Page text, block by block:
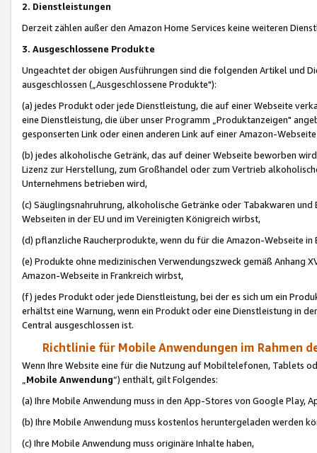
2. Dienstleistungen
Derzeit zählen außer den Amazon Home Services keine weiteren
3. Ausgeschlossene Produkte
Ungeachtet der obigen Ausführungen sind die folgenden Artikel und
ausgeschlossen („Ausgeschlossene Produkte"):
(a) jedes Produkt oder jede Dienstleistung, die auf einer Webseite
eine Dienstleistung, die über unser Programm „Produktanzeigen"
gesponserten Link oder einen anderen Link auf einer Amazon-
(b) jedes alkoholische Getränk, das auf deiner Webseite beworben
Lizenz zur Herstellung, zum Großhandel oder zum Vertrieb
Unternehmens betrieben wird,
(c) Säuglingsnahruhrung, alkoholische Getränke oder Tabakwaren
Webseiten in der EU und im Vereinigten Königreich wirbst,
(d) pflanzliche Raucherprodukte, wenn du für die Amazon-Webseite in
(e) Produkte ohne medizinischen Verwendungszweck gemäß Anhang
Amazon-Webseite in Frankreich wirbst,
(f) jedes Produkt oder jede Dienstleistung, bei der es sich um ein
erhältst eine Warnung, wenn ein Produkt oder eine Dienstleistung in
Central ausgeschlossen ist.
Richtlinie für Mobile Anwendungen im Rahmen
Wenn Ihre Website eine für die Nutzung auf Mobiltelefonen, Tablets
„Mobile Anwendung“) enthält, gilt Folgendes:
(a) Ihre Mobile Anwendung muss in den App-Stores von Google Play,
(b) Ihre Mobile Anwendung muss kostenlos heruntergeladen werden
(c) Ihre Mobile Anwendung muss originäre Inhalte haben,